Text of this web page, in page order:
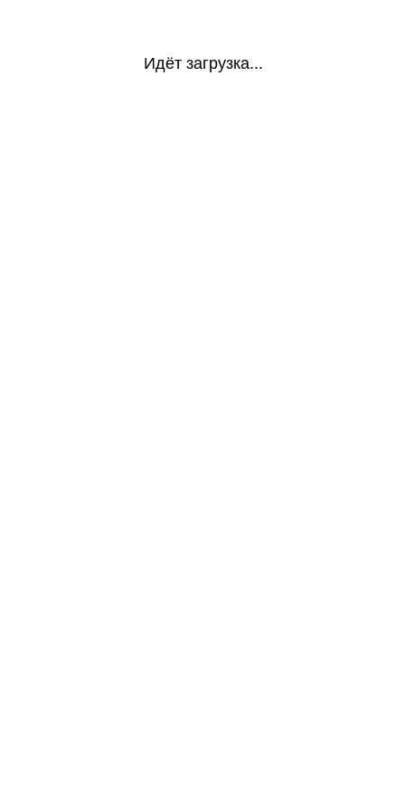
Идёт загрузка...